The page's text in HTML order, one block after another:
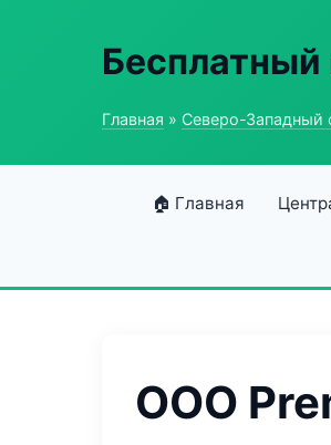
Бесплатный
Главная » Северо-Западный
🏠 Главная
ООО